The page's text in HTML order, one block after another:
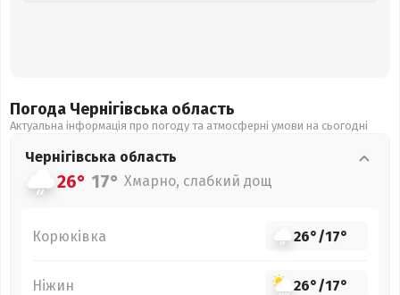
Погода Чернігівська область
Актуальна інформація про погоду та атмосферні умови на сьогодні
Чернігівська область
26° 17° Хмарно, слабкий дощ
Корюківка 26°/17°
Ніжин 26°/17°